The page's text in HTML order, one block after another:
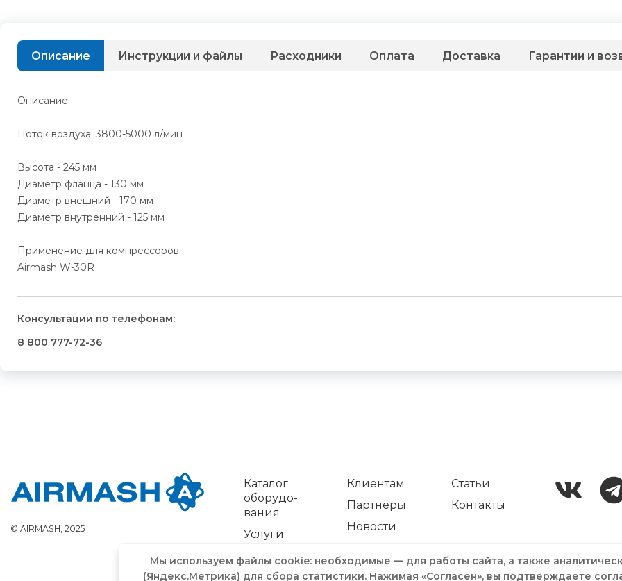
Описание
Описание:
Поток воздуха: 3800-5000 л/мин
Высота - 245 мм
Диаметр фланца - 130 мм
Диаметр внешний - 170 мм
Диаметр внутренний - 125 мм
Применение для компрессоров:
Airmash W-30R
Инструкции и файлы Расходники Оплата Доставка Гарантии и
Консультации по телефонам:
8 800 777-72-36
© AIRMASH, 2025
Каталог
обо­рудо­
вания
Услуги
Клиентам
Партнёры
Новости
Статьи
Контакты
Мы используем файлы cookie: необходимые — для работы сайта, а также
(Яндекс.Метрика) для сбора статистики. Нажимая «Согласен», вы подтверждаете